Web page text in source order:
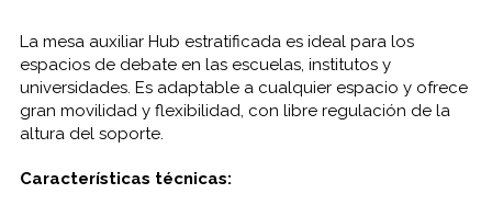
La mesa auxiliar Hub estratificada es ideal para los
espacios de debate en las escuelas, institutos y
universidades. Es adaptable a cualquier espacio y ofrece
gran movilidad y flexibilidad, con libre regulación de la
altura del soporte.
Características técnicas: